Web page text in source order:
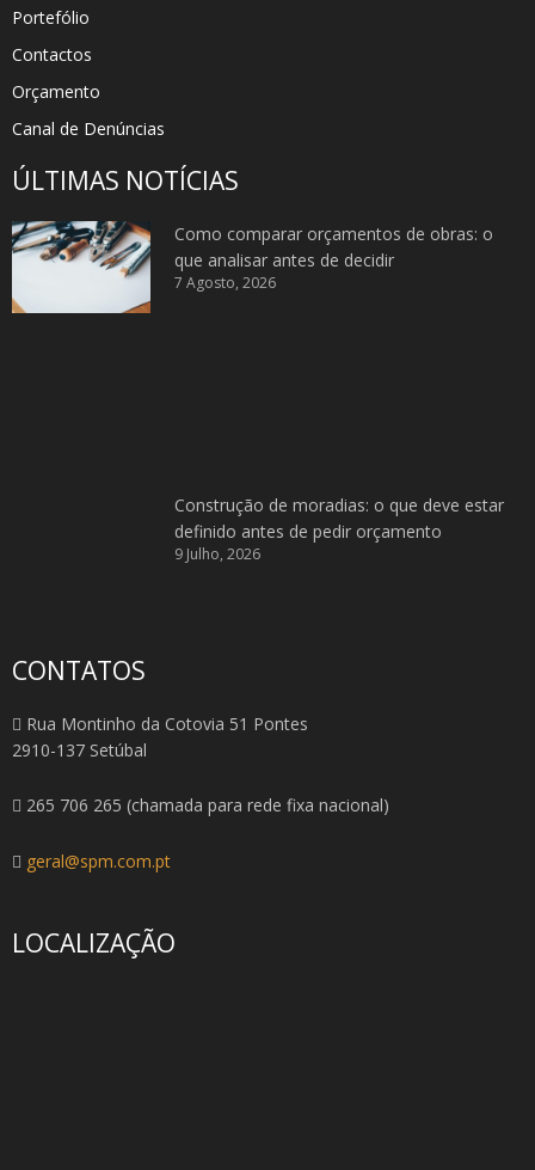
Portefólio
Contactos
Orçamento
Canal de Denúncias
ÚLTIMAS NOTÍCIAS
Como comparar orçamentos de obras: o
que analisar antes de decidir
7 Agosto, 2026
Construção de moradias: o que deve estar
definido antes de pedir orçamento
9 Julho, 2026
CONTATOS
Rua Montinho da Cotovia 51 Pontes
2910-137 Setúbal
265 706 265 (chamada para rede fixa nacional)
geral@spm.com.pt
LOCALIZAÇÃO